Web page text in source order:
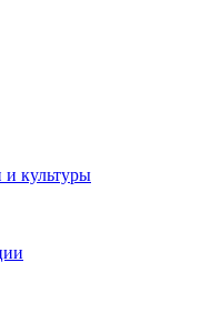
культуры